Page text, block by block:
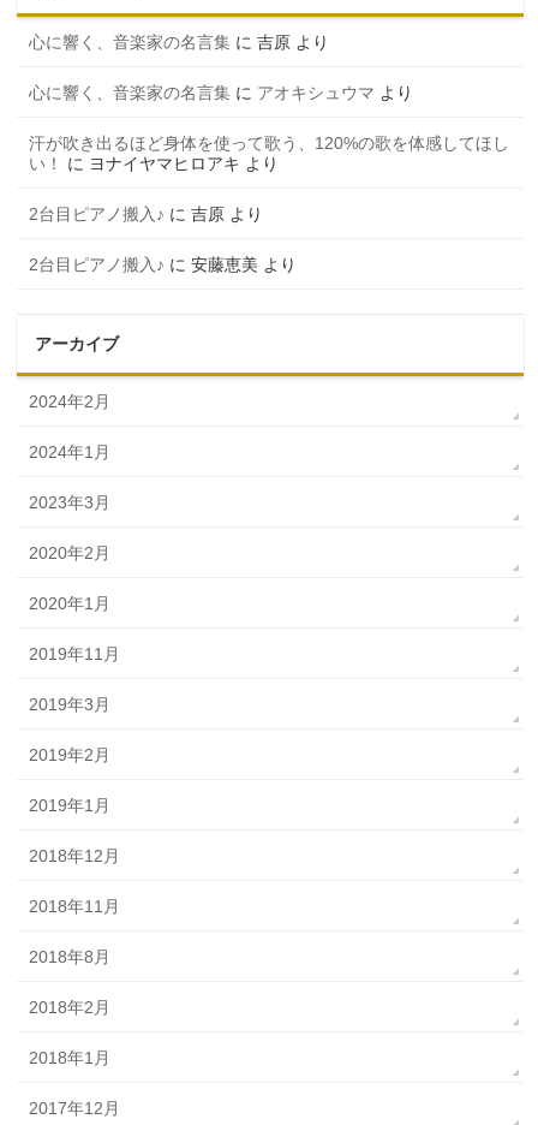
心に響く、音楽家の名言集 に吉原 より
心に響く、音楽家の名言集 に アオキシュウマ より
汗が吹き出るほど身体を使って歌う、120%の歌を体感してほし
い！
に ヨナイヤマヒロアキ より
2台目ピアノ搬入♪ に吉原 より
2台目ピアノ搬入♪ に安藤恵美 より
アーカイブ
2024年2月
2024年1月
2023年3月
2020年2月
2020年1月
2019年11月
2019年3月
2019年2月
2019年1月
2018年12月
2018年11月
2018年8月
2018年2月
2018年1月
2017年12月